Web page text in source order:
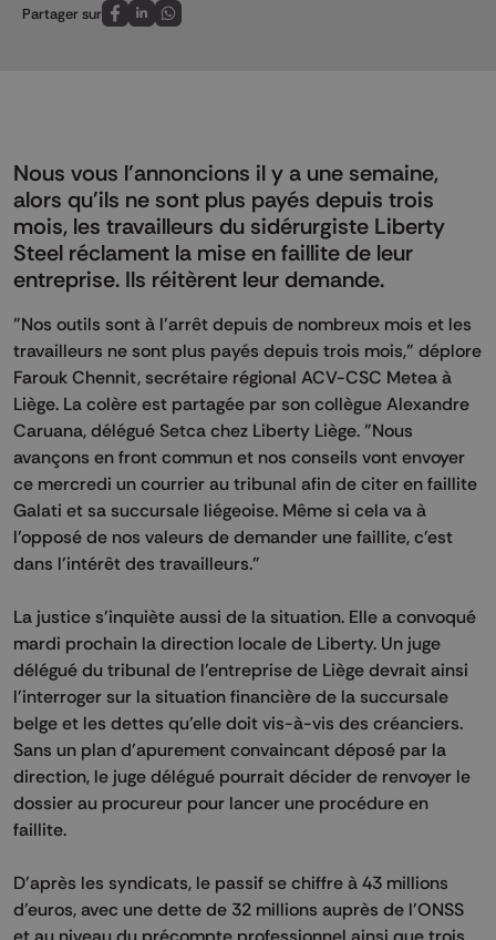
Partager sur
Partagez sur FaceBook
Partagez sur LinkedIn
Partagez sur Whatsapp
Nous vous l'annoncions il y a une semaine,
alors qu'ils ne sont plus payés depuis trois
mois, les travailleurs du sidérurgiste Liberty
Steel réclament la mise en faillite de leur
entreprise. Ils réitèrent leur demande.
"Nos outils sont à l'arrêt depuis de nombreux mois et les
travailleurs ne sont plus payés depuis trois mois," déplore
Farouk Chennit, secrétaire régional ACV-CSC Metea à
Liège. La colère est partagée par son collègue Alexandre
Caruana, délégué Setca chez Liberty Liège. "Nous
avançons en front commun et nos conseils vont envoyer
ce mercredi un courrier au tribunal afin de citer en faillite
Galati et sa succursale liégeoise. Même si cela va à
l'opposé de nos valeurs de demander une faillite, c'est
dans l'intérêt des travailleurs."
La justice s'inquiète aussi de la situation. Elle a convoqué
mardi prochain la direction locale de Liberty. Un juge
délégué du tribunal de l'entreprise de Liège devrait ainsi
l'interroger sur la situation financière de la succursale
belge et les dettes qu'elle doit vis-à-vis des créanciers.
Sans un plan d'apurement convaincant déposé par la
direction, le juge délégué pourrait décider de renvoyer le
dossier au procureur pour lancer une procédure en
faillite.
D'après les syndicats, le passif se chiffre à 43 millions
d'euros, avec une dette de 32 millions auprès de l'ONSS